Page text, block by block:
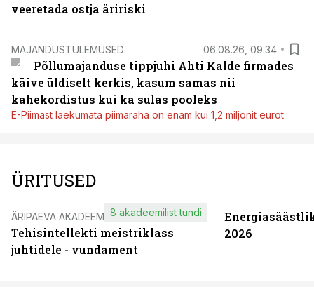
veeretada ostja äririski
MAJANDUSTULEMUSED 06.08.26, 09:34
Põllumajanduse tippjuhi Ahti Kalde firmades
käive üldiselt kerkis, kasum samas nii
kahekordistus kui ka sulas pooleks
E-Piimast laekumata piimaraha on enam kui 1,2 miljonit eurot
ÜRITUSED
ÄRIPÄEVA AKADEEMIA
Tehisintellekti meistriklass
juhtidele - vundament
8 akadeemilist tundi
2026